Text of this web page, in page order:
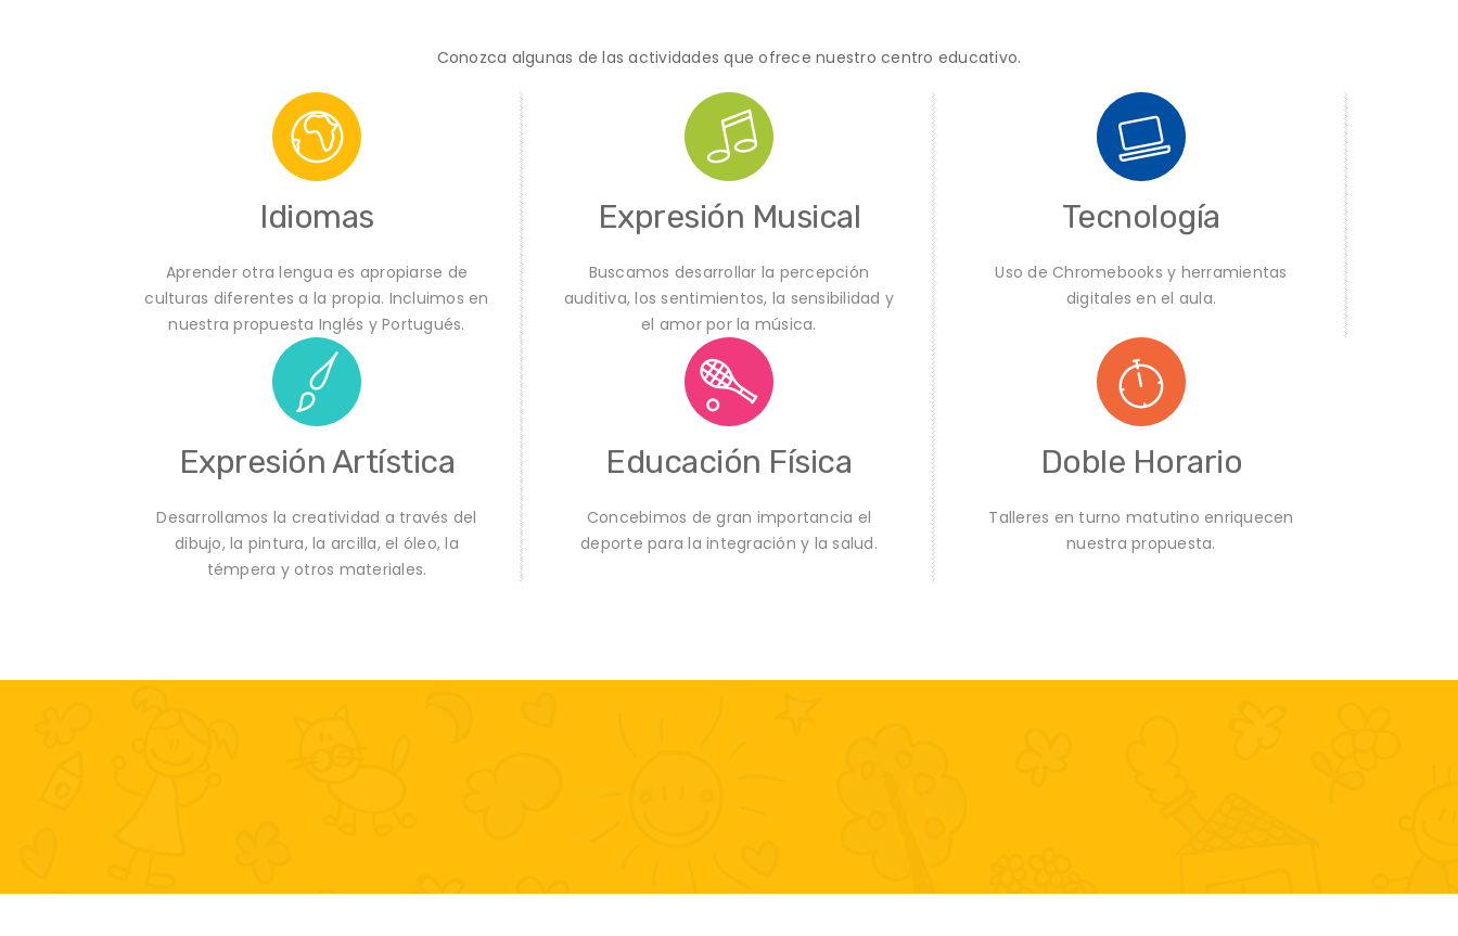
Conozca algunas de las actividades que ofrece nuestro centro educativo.
Idiomas
Aprender otra lengua es apropiarse de
culturas diferentes a la propia. Incluimos en
nuestra propuesta Inglés y Portugués.
Expresión Musical
Buscamos desarrollar la percepción
auditiva, los sentimientos, la sensibilidad y
el amor por la música.
Tecnología
Uso de Chromebooks y herramientas
digitales en el aula.
Expresión Artística
Desarrollamos la creatividad a través del
dibujo, la pintura, la arcilla, el óleo, la
témpera y otros materiales.
Educación Física
Concebimos de gran importancia el
deporte para la integración y la salud.
Doble Horario
Talleres en turno matutino enriquecen
nuestra propuesta.